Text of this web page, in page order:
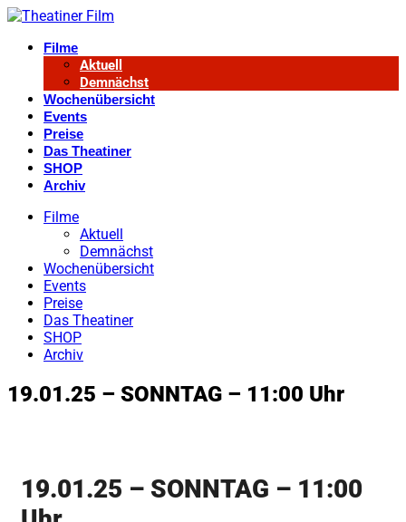
Filme
Aktuell
Demnächst
Wochenübersicht
Events
Preise
Das Theatiner
SHOP
Archiv
Filme
Aktuell
Demnächst
Wochenübersicht
Events
Preise
Das Theatiner
SHOP
Archiv
19.01.25 – SONNTAG – 11:00 Uhr
19.01.25 – SONNTAG – 11:00